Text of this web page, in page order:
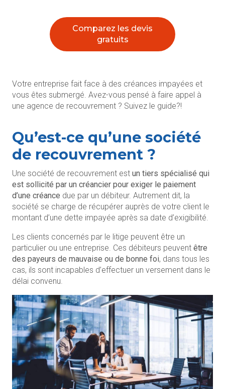
Comparez les devis
gratuits
Votre entreprise fait face à des créances impayées et
vous êtes submergé. Avez-vous pensé à faire appel à
une agence de recouvrement ? Suivez le guide?!
Qu’est-ce qu’une société
de recouvrement ?
Une société de recouvrement est un tiers spécialisé qui
est sollicité par un créancier pour exiger le paiement
d’une créance due par un débiteur. Autrement dit, la
société se charge de récupérer auprès de votre client le
montant d’une dette impayée après sa date d’exigibilité.
Les clients concernés par le litige peuvent être un
particulier ou une entreprise. Ces débiteurs peuvent être
des payeurs de mauvaise ou de bonne foi, dans tous les
cas, ils sont incapables d’effectuer un versement dans le
délai convenu.